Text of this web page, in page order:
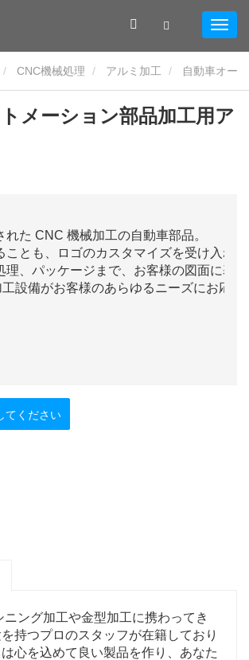
CNC機械処理 アルミ加工
用アルミ加工
メーション部品加工用ア
れた CNC 機械加工の自動車部品。
ことも、ロゴのカスタマイズを受け入れ
理、パッケージまで、お客様の図面に基
設備がお客様のあらゆるニーズにお応え
てください
ング加工や金型加工に携わってき
持つプロのスタッフが在籍しており
心を込めて良い製品を作り、あなた